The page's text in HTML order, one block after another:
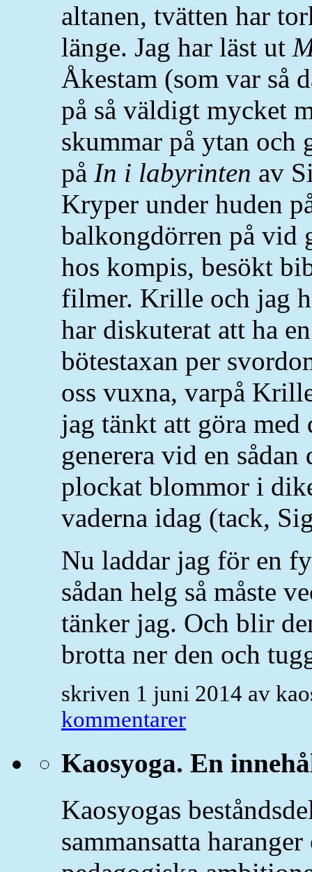
altanen, tvätten har
länge. Jag har läst ut
Åkestam (som var så
på så väldigt mycket
skummar på ytan och
på In i labyrinten av
Kryper under huden
balkongdörren på vid
hos kompis, besökt
filmer. Krille och jag
har diskuterat att ha
bötestaxan per
oss vuxna, varpå
jag tänkt att göra med
generera vid en
plockat blommor i
vaderna idag (tack,
Nu laddar jag för en
sådan helg så måste
tänker jag. Och blir
brotta ner den och
skriven 1 juni 2014 av
kommentarer
Kaosyoga. En
Kaosyogas
sammansatta